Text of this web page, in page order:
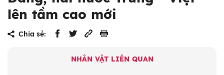
lên tầm cao mới
Chia sẻ:
NHÂN VẬT LIÊN QUAN